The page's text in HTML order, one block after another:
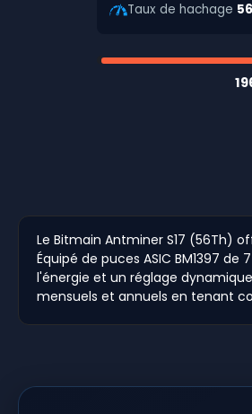
Taux de hachage
Le Bitmain Antminer S17 (56Th)
Équipé de puces ASIC BM1397
l'énergie et un réglage
mensuels et annuels en tenant